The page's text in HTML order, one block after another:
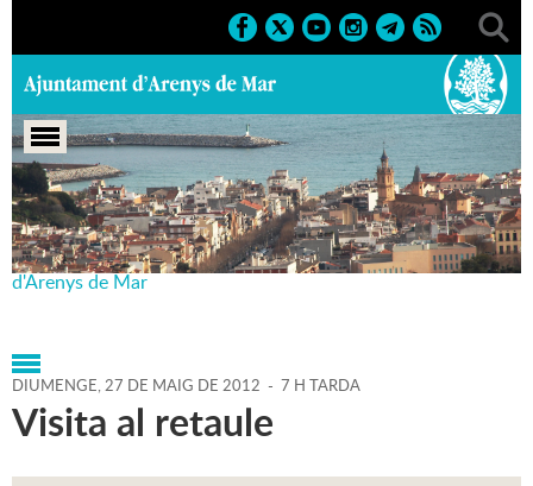
Portada > Agenda > 27-05-
2012 > Marcs > Culturals > 2012 > 300 anys del retaule
d'Arenys de Mar
DIUMENGE,27 DE MAIG DE 2012 - 7 H TARDA
Visita al retaule